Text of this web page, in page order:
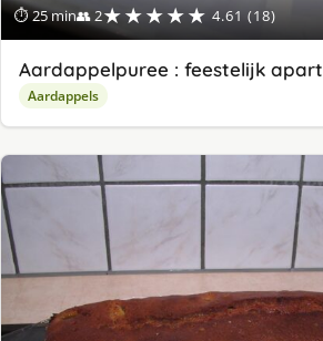
⏱ 25 min👥 2★★★★★ 4.61 (18)
Aardappelpuree : feestelijk apart
Aardappels